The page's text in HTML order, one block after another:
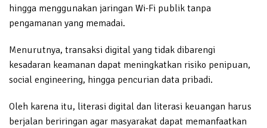
hingga menggunakan jaringan Wi-Fi publik tanpa
pengamanan yang memadai.
Menurutnya, transaksi digital yang tidak dibarengi
kesadaran keamanan dapat meningkatkan risiko penipuan,
social engineering, hingga pencurian data pribadi.
Oleh karena itu, literasi digital dan literasi keuangan harus
berjalan beriringan agar masyarakat dapat memanfaatkan